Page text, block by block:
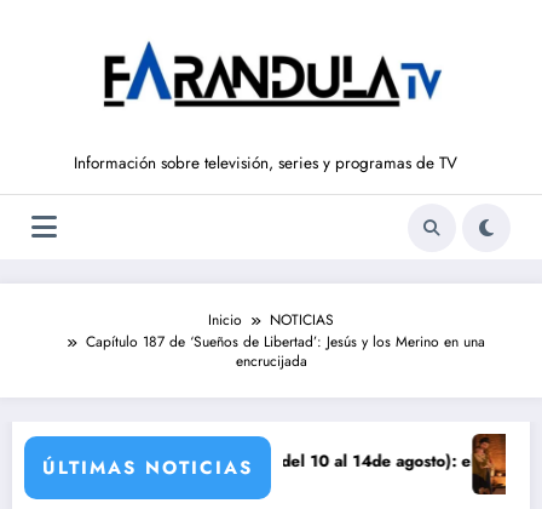
Información sobre televisión, series y programas de TV
Inicio
NOTICIAS
Capítulo 187 de ‘Sueños de Libertad’: Jesús y los Merino en una
encrucijada
ÚLTIMAS NOTICIAS
‘SUEÑOS DE LIBERTAD’ (del 10 al 14de agosto): el secreto de Tasio
Avance